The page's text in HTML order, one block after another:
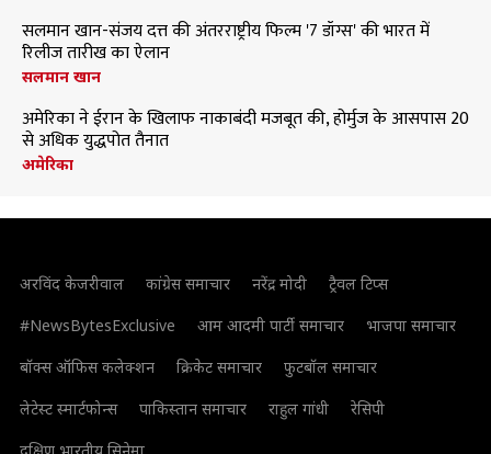
सलमान खान-संजय दत्त की अंतरराष्ट्रीय फिल्म '7 डॉग्स' की भारत में
रिलीज तारीख का ऐलान
सलमान खान
अमेरिका ने ईरान के खिलाफ नाकाबंदी मजबूत की, होर्मुज के आसपास 20
से अधिक युद्धपोत तैनात
अमेरिका
अरविंद केजरीवाल कांग्रेस समाचार नरेंद्र मोदी
ट्रैवल टिप्स
#NewsBytesExclusive
आम आदमी पार्टी समाचार
भाजपा समाचार
बॉक्स ऑफिस कलेक्शन
क्रिकेट समाचार
फुटबॉल समाचार
लेटेस्ट स्मार्टफोन्स
पाकिस्तान समाचार राहुल गांधी
रेसिपी